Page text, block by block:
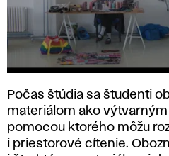
n
á
t
v
o
Katedra
textilnej
2025
Počas štúdia sa študenti
materiálom ako
pomocou ktorého môžu
i priestorové cítenie.